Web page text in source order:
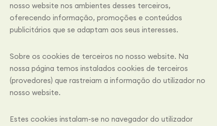
nosso website nos ambientes desses terceiros,
oferecendo informação, promoções e conteúdos
publicitários que se adaptam aos seus interesses.
Sobre os cookies de terceiros no nosso website. Na
nossa página temos instalados cookies de terceiros
(provedores) que rastreiam a informação do utilizador no
nosso website.
Estes cookies instalam-se no navegador do utilizador